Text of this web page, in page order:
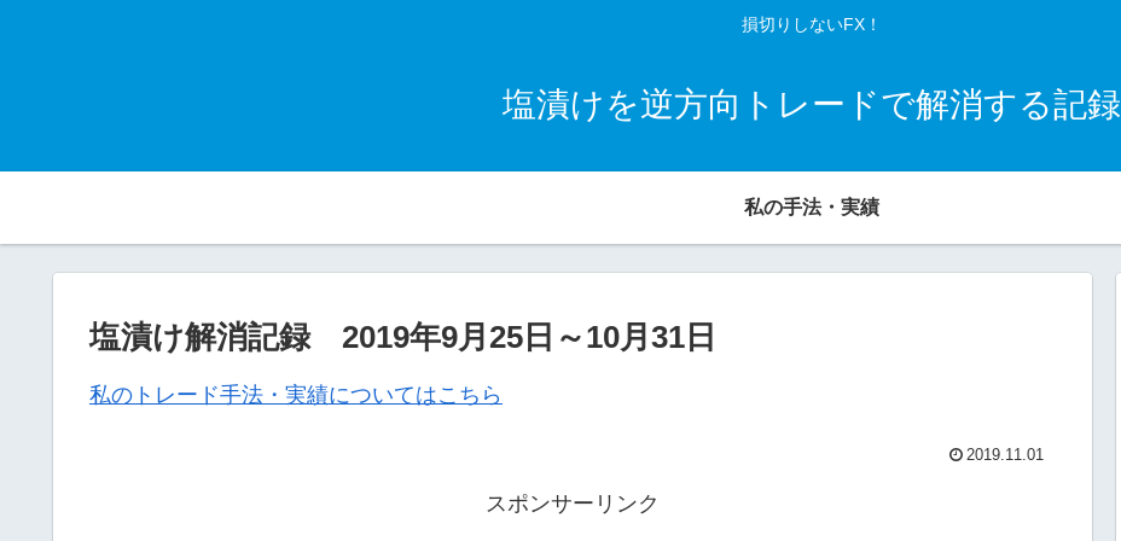
損切りしないFX！
塩漬けを逆方向トレードで解消する記録
私の手法・実績
塩漬け解消記録 2019年9月25日～10月31日
私のトレード手法・実績についてはこちら
2019.11.01
スポンサーリンク